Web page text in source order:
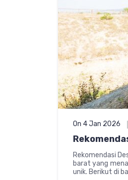
On 4 Jan 2026
Rekomendasi
barat yang
unik. Berikut di